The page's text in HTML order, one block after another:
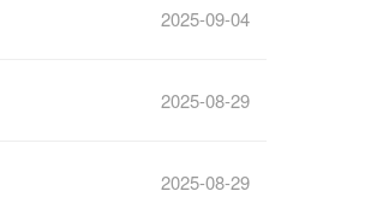
2025-09-04
2025-08-29
2025-08-29